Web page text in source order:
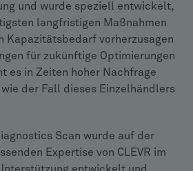
und wurde speziell entwickelt,
langfristigen Maßnahmen
Kapazitätsbedarf vorherzusagen
für zukünftige Optimierungen
es in Zeiten hoher Nachfrage
der Fall dieses Einzelhändlers
Scan wurde auf der
Expertise von CLEVR im